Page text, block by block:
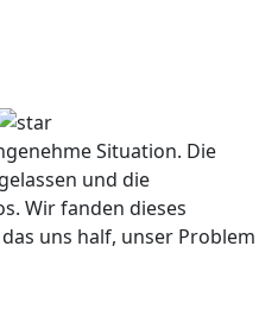
Situation. Die
und die
Wir fanden dieses
uns half, unser Problem